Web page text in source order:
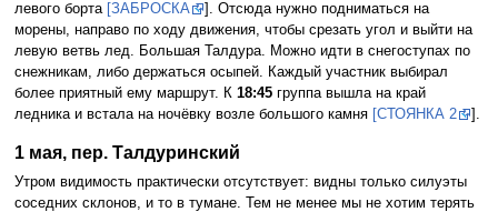
левого борта [ЗАБРОСКА
]. Отсюда нужно подниматься на
морены, направо по ходу движения, чтобы срезать угол и выйти на
левую ветвь лед. Большая Талдура. Можно идти в снегоступах по
снежникам, либо держаться осыпей. Каждый участник выбирал
более приятный ему маршрут. К 18:45группа вышла на край
ледника и встала на ночёвку возле большого камня [СТОЯНКА 2 ].
1 мая, пер. Талдуринский
Утром видимость практически отсутствует: видны только силуэты
соседних склонов, и то в тумане. Тем не менее мы не хотим терять